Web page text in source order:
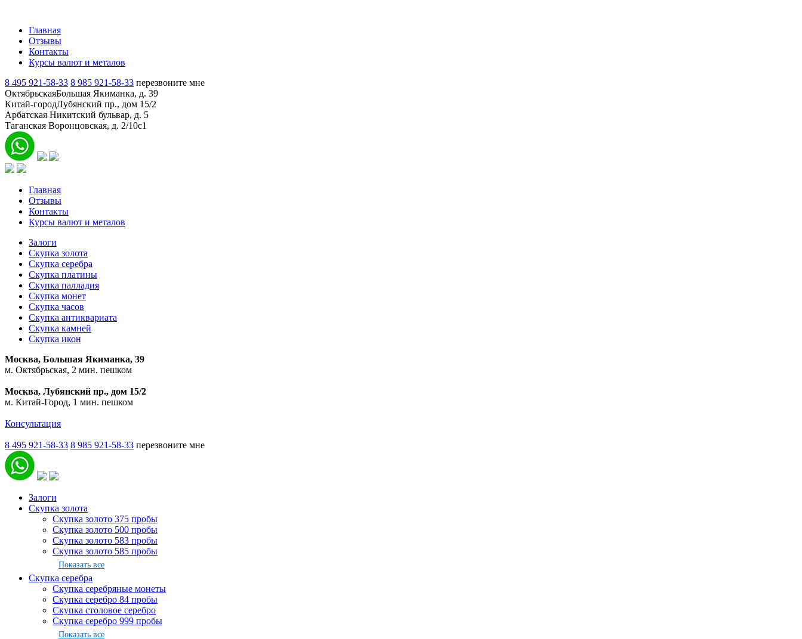
Главная
Отзывы
Контакты
Курсы валют и металов
8 495 921-58-33 8 985 921-58-33 перезвоните мне
ОктябрьскаяБольшая Якиманка, д. 39
Китай-городЛубянский пр., дом 15/2
Арбатская Никитский бульвар, д. 5
Таганская Воронцовская, д. 2/10с1
Главная
Отзывы
Контакты
Курсы валют и металов
Залоги
Скупка золота
Скупка серебра
Скупка платины
Скупка палладия
Скупка монет
Скупка часов
Скупка антиквариата
Скупка камней
Скупка икон
Москва, Большая Якиманка, 39
м. Октябрьская, 2 мин. пешком
Москва, Лубянский пр., дом 15/2
м. Китай-Город, 1 мин. пешком
Консультация
8 495 921-58-33 8 985 921-58-33 перезвоните мне
Залоги
Скупка золота
Скупка золото 375 пробы
Скупка золото 500 пробы
Скупка золото 583 пробы
Скупка золото 585 пробы
Показать все
Скупка серебра
Скупка серебряные монеты
Скупка серебро 84 пробы
Скупка столовое серебро
Скупка серебро 999 пробы
Показать все